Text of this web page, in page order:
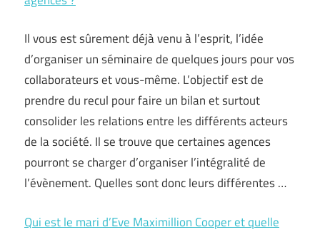
Il vous est sûrement déjà venu à l’esprit, l’idée
d’organiser un séminaire de quelques jours pour vos
collaborateurs et vous-même. L’objectif est de
prendre du recul pour faire un bilan et surtout
consolider les relations entre les différents acteurs
de la société. Il se trouve que certaines agences
pourront se charger d’organiser l’intégralité de
l’évènement. Quelles sont donc leurs différentes …
Qui est le mari d’Eve Maximillion Cooper et quelle